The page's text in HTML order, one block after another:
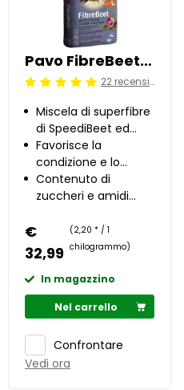
Pavo FibreBeet 15 kg
Beoordeling: 5/5 22 recensioni
Miscela di superfibre
di SpeediBeet ed
erba medica
Favorisce la
condizione e lo
sviluppo muscolare
Contenuto di
zuccheri e amidi
€
32,99
(2,20 * / 1
chilogrammo)
In magazzino
Nel carrello
Confrontare
Vedi ora